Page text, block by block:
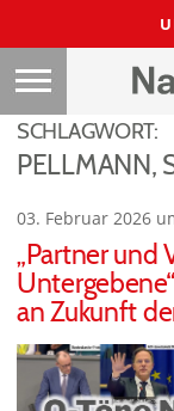
SCHLAGWORT:
PELLMANN,
03. Februar 2026
„Partner und
an Zukunft